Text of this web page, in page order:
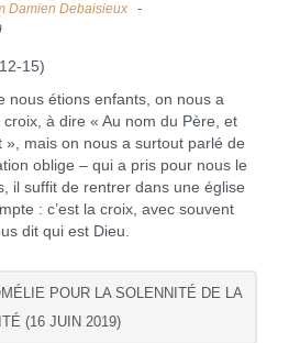
Damien Debaisieux
15)
nous étions enfants, on nous a
à dire « Au nom du Père, et
», mais on nous a surtout parlé de
oblige – qui a pris pour nous le
il suffit de rentrer dans une église
: c’est la croix, avec souvent
dit qui est Dieu.
POUR LA SOLENNITÉ DE LA
(16 JUIN 2019)